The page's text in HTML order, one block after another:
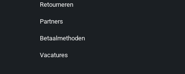
Retourneren
Partners
Betaalmethoden
Vacatures